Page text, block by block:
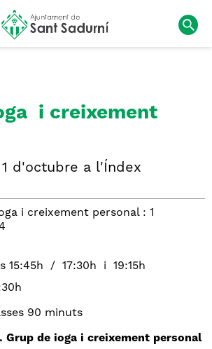
i creixement
d'octubre a l'Índex
i creixement personal : 1
15:45h / 17:30h i 19:15h
90 minuts
Grup de ioga i creixement personal